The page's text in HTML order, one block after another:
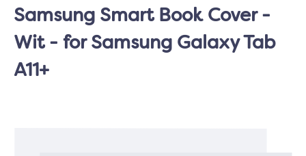
Samsung Smart Book Cover -
Wit - for Samsung Galaxy Tab
A11+